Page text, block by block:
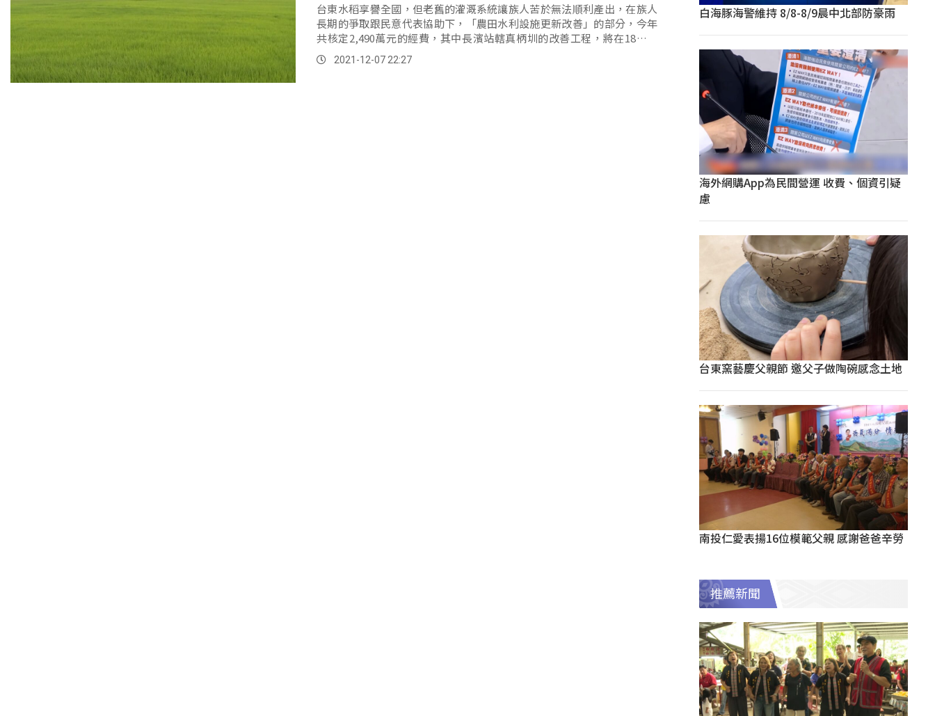
台東水稻享譽全國，但老舊的灌溉系統讓族人苦於無法順利產出，在族人
長期的爭取跟民意代表協助下，「農田水利設施更新改善」的部分，今年
共核定2,490萬元的經費，其中長濱站轄真柄圳的改善工程，將在18號正
式...。2021-12-07 22:27
白海豚海警維持 8/8-8/9晨中北部防豪雨
海外網購App為民間營運 收費、個資引疑
慮
台東窯藝慶父親節 邀父子做陶碗感念土地
南投仁愛表揚16位模範父親 感謝爸爸辛勞
推薦新聞